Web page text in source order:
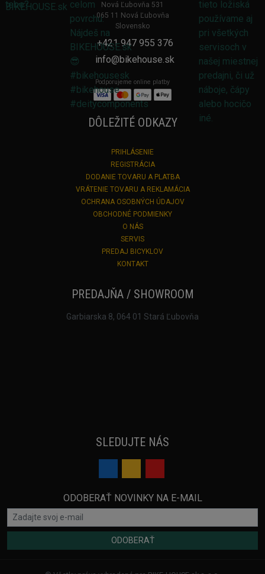
Nová Ľubovňa 531
065 11 Nová Ľubovňa
Slovensko
+421 947 955 376
info@bikehouse.sk
Podporujeme online platby
DÔLEŽITÉ ODKAZY
PRIHLÁSENIE
REGISTRÁCIA
DODANIE TOVARU A PLATBA
VRÁTENIE TOVARU A REKLAMÁCIA
OCHRANA OSOBNÝCH ÚDAJOV
OBCHODNÉ PODMIENKY
O NÁS
SERVIS
PREDAJ BICYKLOV
KONTAKT
PREDAJŇA / SHOWROOM
Garbiarska 8, 064 01 Stará Ľubovňa
SLEDUJTE NÁS
ODOBERAŤ NOVINKY NA E-MAIL
ODOBERAŤ